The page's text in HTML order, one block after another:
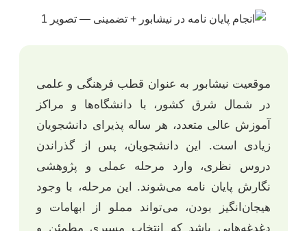
موقعیت نیشابور به عنوان قطب فرهنگی و علمی
در شمال شرق کشور، با دانشگاه‌ها و مراکز
آموزش عالی متعدد، هر ساله پذیرای دانشجویان
زیادی است. این دانشجویان، پس از گذراندن
دروس نظری، وارد مرحله عملی و پژوهشی
نگارش پایان نامه می‌شوند. این مرحله، با وجود
هیجان‌انگیز بودن، می‌تواند مملو از ابهامات و
دغدغه‌هایی باشد که انتخاب مسیری مطمئن و